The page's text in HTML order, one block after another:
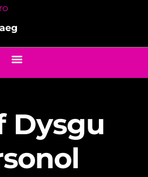
Dysgu